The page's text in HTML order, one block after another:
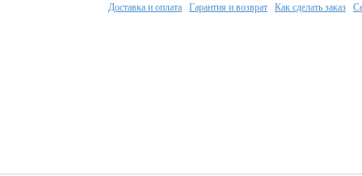
Доставка и оплата Гарантия и возврат Как сделать заказ